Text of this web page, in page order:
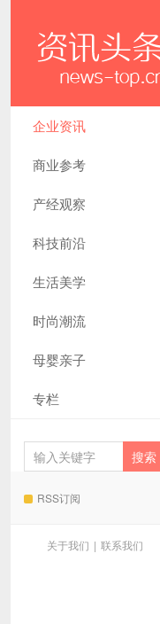
企业资讯
商业参考
产经观察
科技前沿
生活美学
时尚潮流
母婴亲子
专栏
RSS订阅
关于我们 | 联系我们